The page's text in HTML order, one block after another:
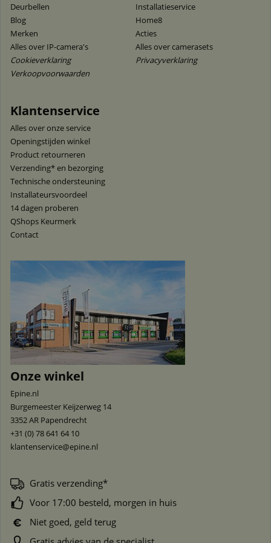
Deurbellen
Installatieservice
Blog
Home8
Merken
Acties
Alles over IP-camera's
Alles over camerasets
Cookieverklaring
Privacyverklaring
Verkoopvoorwaarden
Klantenservice
Alles over onze service
Openingstijden winkel
Product retourneren
Verzending* en bezorging
Technische ondersteuning
Installateursvoordeel
14 dagen proberen
QShops Keurmerk
Contact
Onze winkel
Epine.nl
Burgemeester Keijzerweg 14
3352 AR Papendrecht
+31 (0) 78 641 64 10
klantenservice@epine.nl
Gratis verzending*
Voor 17:00 besteld, morgen in huis
Niet goed, geld terug